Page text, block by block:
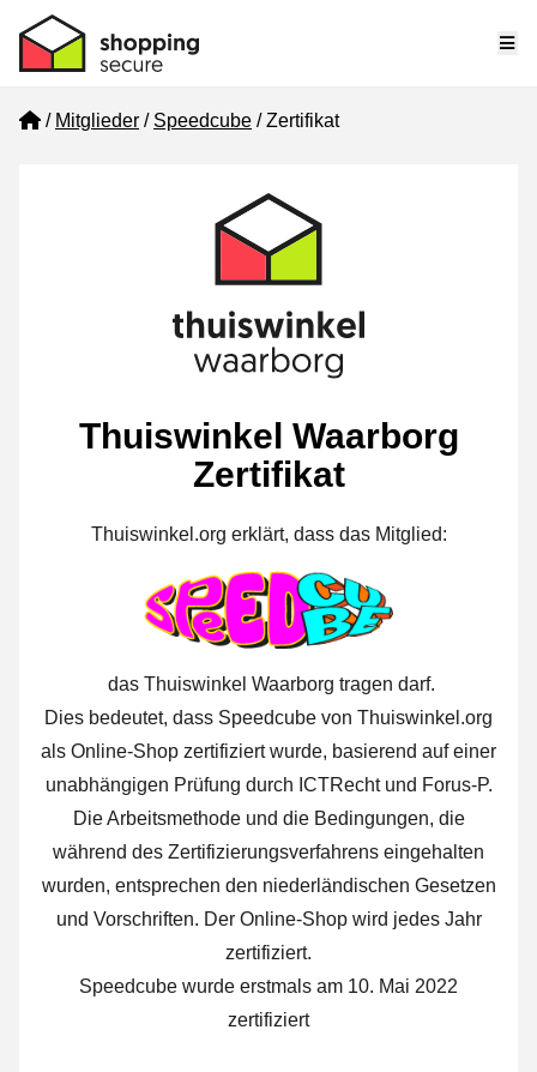
Home
Mitglieder Speedcube Zertifikat
Thuiswinkel Waarborg
Zertifikat
Thuiswinkel.org erklärt, dass das Mitglied:
das Thuiswinkel Waarborg tragen darf.
Dies bedeutet, dass Speedcube von Thuiswinkel.org
als Online-Shop zertifiziert wurde, basierend auf einer
unabhängigen Prüfung durch ICTRecht und Forus-P.
Die Arbeitsmethode und die Bedingungen, die
während des Zertifizierungsverfahrens eingehalten
wurden, entsprechen den niederländischen Gesetzen
und Vorschriften. Der Online-Shop wird jedes Jahr
zertifiziert.
Speedcube wurde erstmals am 10. Mai 2022
zertifiziert